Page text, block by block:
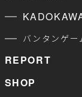
バンタンゲー
REPORT
SHOP